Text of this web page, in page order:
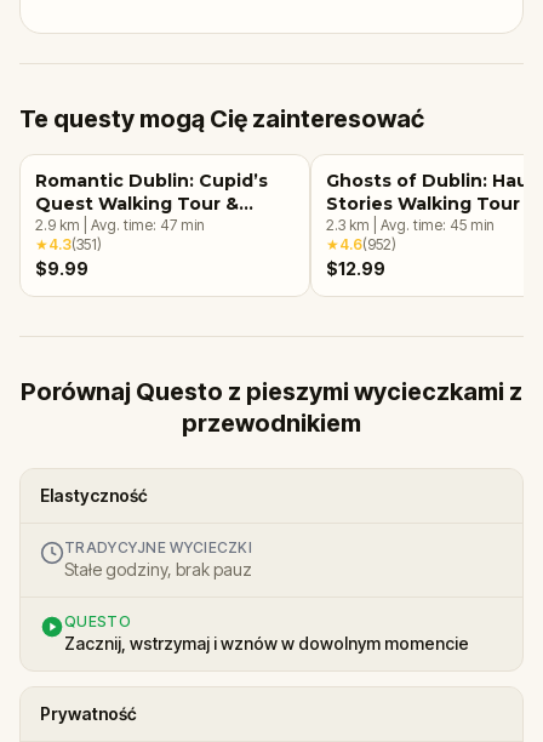
Te questy mogą Cię zainteresować
Romantic Dublin: Cupid’s
Quest Walking Tour &
Escape Game
2.9 km Avg. time: 47 min
★4.3(351)
$9.99
Ghosts of Dublin:
Stories Walking Tour &
Escape Game
2.3 km Avg. time: 45 min
★4.6(952)
$12.99
Porównaj Questo z pieszymi wycieczkami z
przewodnikiem
Elastyczność
TRADYCYJNE WYCIECZKI
Stałe godziny, brak pauz
QUESTO
Zacznij, wstrzymaj i wznów w dowolnym momencie
Prywatność